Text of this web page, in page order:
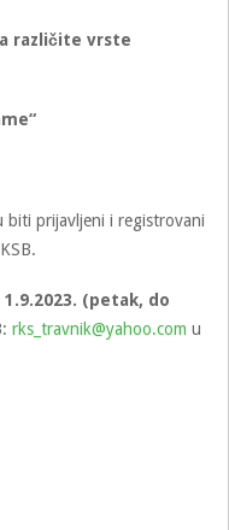
različite vrste
biti prijavljeni i registrovani
1.9.2023. (petak, do
rks_travnik@yahoo.com u